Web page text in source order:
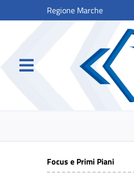
Regione Marche
Focus e Primi Piani